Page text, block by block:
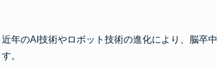
年のAI技術やロボット技術の進化により、脳卒中
。